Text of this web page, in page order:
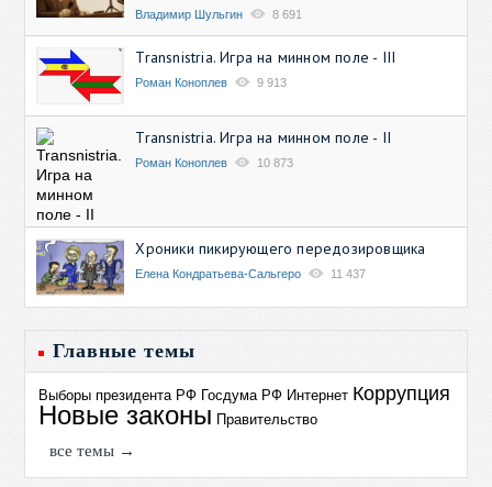
Владимир Шульгин 8 691
Transnistria. Игра на минном поле - III
Роман Коноплев 9 913
Transnistria. Игра на минном поле - II
Роман Коноплев 10 873
Хроники пикирующего передозировщика
Елена Кондратьева-Сальгеро 11 437
Главные темы
Выборы президента РФ Госдума РФ Интернет Коррупция
Новые законы Правительство
все темы →